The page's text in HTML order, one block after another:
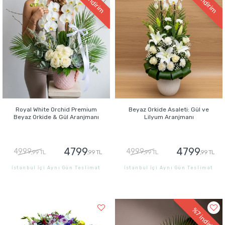
Royal White Orchid Premium
Beyaz Orkide & Gül Aranjmanı
4999,99 TL 4799,99 TL
İstanbul İçi Aynı Gün Teslimat
Beyaz Orkide Asaleti: Gül ve
Lilyum Aranjmanı
4999,99 TL 4799,99 TL
İstanbul İçi Aynı Gün Teslimat
%7